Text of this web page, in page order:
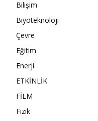
Bilişim
Biyoteknoloji
Çevre
Eğitim
Enerji
ETKİNLİK
FİLM
Fizik